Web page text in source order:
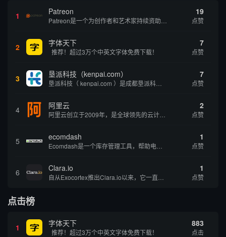
1 Patreon 19
点赞
2 字体天下
推荐！超过3万个中英文字体免费下载！
7
点赞
3 垦派科技（kenpai.com） 7
点赞
4 阿里云 2
点赞
5 ecomdash 1
点赞
6 Clara.io 1
点赞
点击榜
1 字体天下
推荐！超过3万个中英文字体免费下载！
883
点击